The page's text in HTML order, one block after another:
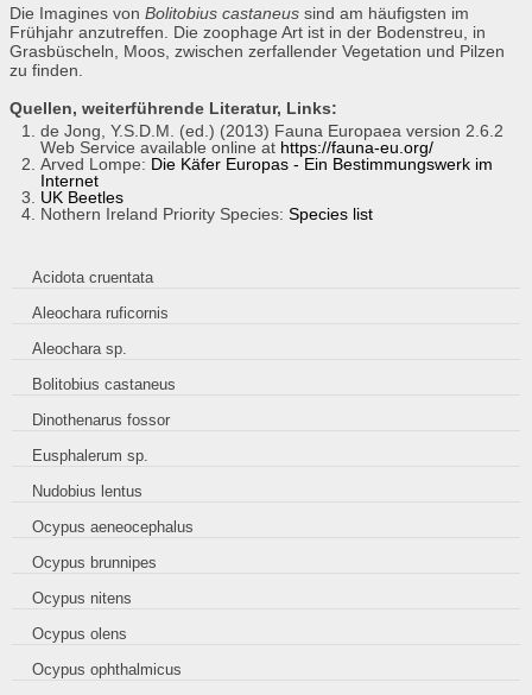
Die Imagines von Bolitobius castaneus sind am häufigsten im
Frühjahr anzutreffen. Die zoophage Art ist in der Bodenstreu, in
Grasbüscheln, Moos, zwischen zerfallender Vegetation und Pilzen
zu finden.
Quellen, weiterführende Literatur, Links:
de Jong, Y.S.D.M. (ed.) (2013) Fauna Europaea version 2.6.2
Web Service available online at https://fauna-eu.org/
Arved Lompe: Die Käfer Europas - Ein Bestimmungswerk im
Internet
UK Beetles
Nothern Ireland Priority Species: Species list
Acidota cruentata
Aleochara ruficornis
Aleochara sp.
Bolitobius castaneus
Dinothenarus fossor
Eusphalerum sp.
Nudobius lentus
Ocypus aeneocephalus
Ocypus brunnipes
Ocypus nitens
Ocypus olens
Ocypus ophthalmicus